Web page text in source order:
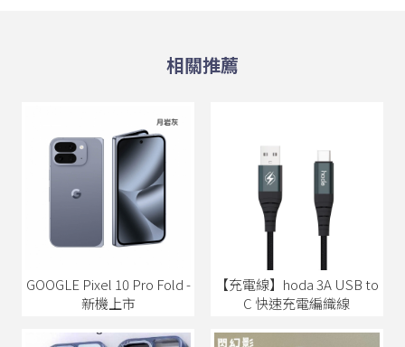
GOOGLE Pixel 10 Pro Fold -
新機上市
【充電線】hoda 3A USB to
C 快速充電編織線